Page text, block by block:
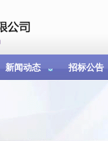
新闻动态 招标公告